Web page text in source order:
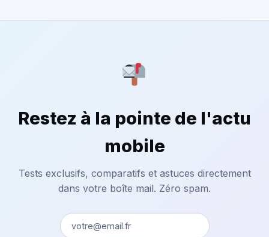
Restez à la pointe de l'actu
mobile
Tests exclusifs, comparatifs et astuces directement
dans votre boîte mail. Zéro spam.